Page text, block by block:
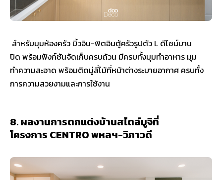
สำหรับมุมห้องครัว บิ้วอิน-ฟิตอินตู้ครัวรูปตัว L ดีไซน์บาน
ปิด พร้อมฟังก์ชันจัดเก็บครบถ้วน มีครบทั้งมุมทำอาหาร มุม
ทำความสะอาด พร้อมติดมู่ลี่ไม้ที่หน้าต่างระบายอากาศ ครบทั้ง
การความสวยงามและการใช้งาน
8. ผลงานการตกแต่งบ้านสไตล์มูจิที่
โครงการ CENTRO พหลฯ-วิภาวดี